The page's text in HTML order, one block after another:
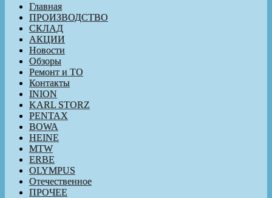
Главная
ПРОИЗВОДСТВО
СКЛАД
АКЦИИ
Новости
Обзоры
Ремонт и ТО
Контакты
INION
KARL STORZ
PENTAX
BOWA
HEINE
MTW
ERBE
OLYMPUS
Отечественное
ПРОЧЕЕ